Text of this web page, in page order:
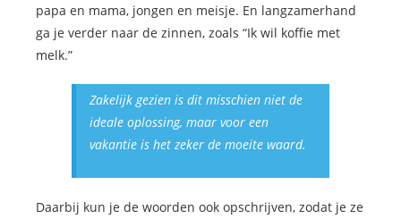
papa en mama, jongen en meisje. En langzamerhand
ga je verder naar de zinnen, zoals “Ik wil koffie met
melk.”
Zakelijk gezien is dit misschien niet de
ideale oplossing, maar voor een
vakantie is het zeker de moeite waard.
Daarbij kun je de woorden ook opschrijven, zodat je ze